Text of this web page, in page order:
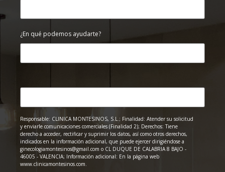
¿En qué podemos ayudarte?
Responsable: CLINICA MONTESINOS, S.L.; Finalidad: Atender su solicitud
y enviarle comunicaciones comerciales (Finalidad 2); Derechos: Tiene
derecho a acceder, rectificar y suprimir los datos, así como otros derechos,
indicados en la información adicional, que puede ejercer dirigiéndose a
ginecologiamontesinos@gmail.com o CL DUQUE DE CALABRIA 8 BAJO -
46005 - VALENCIA; Información adicional: En la página web
www.clinicamontesinos.com.